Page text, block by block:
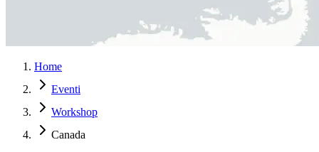
Home
Eventi
Workshop
Canada